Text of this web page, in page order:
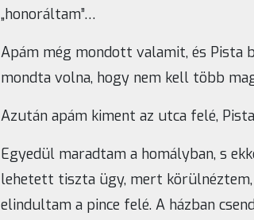
„honoráltam”…
Apám még mondott valamit, és
mondta volna, hogy nem kell több
Azután apám kiment az utca felé,
Egyedül maradtam a homályban, s
lehetett tiszta ügy, mert
elindultam a pince felé. A házban